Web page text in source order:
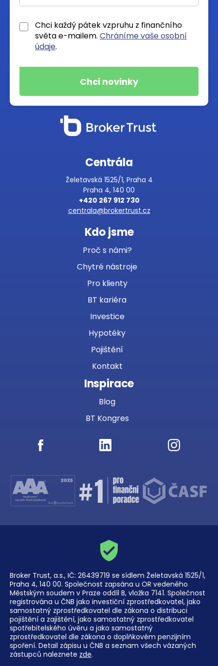
Chci každý pátek vzpruhu z finančního
světa e-mailem. Chráníme vaše osobní
údaje.
Centrála
Želetavská 1525/1, Praha 4
Praha 4, 140 00
+420 267 912 730
centrala@brokertrust.cz
Kdo jsme
Proč s námi?
Chytré nástroje
Pro klienty
BT kariéra
Investice
Hypotéky
Pojištění
Kontakt
Inspirace
Blog
BT Kongres
Broker Trust, a.s., IČ: 26439719 se sídlem Želetavská 1525/1,
Praha 4, 140 00. Společnost zapsána u OR vedeného
Městským soudem v Praze oddíl B, vložka 7141. Společnost
registrována u ČNB jako investiční zprostředkovatel, jako
samostatný zprostředkovatel dle zákona o distribuci
pojištění a zajištění, jako samostatný zprostředkovatel
spotřebitelského úvěru a jako samostatný
zprostředkovatel dle zákona o doplňkovém penzijním
spoření. Detail zápisu u ČNB a seznam všech vázaných
zástupců naleznete zde.